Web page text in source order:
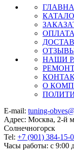
ОПЛАТА
НАШИ
О
E-mail: tuning-
Адрес: Москва, 2-й
Солнечногорск
Tel: +7 (901) 384-15-
Часы работы: с 9:00